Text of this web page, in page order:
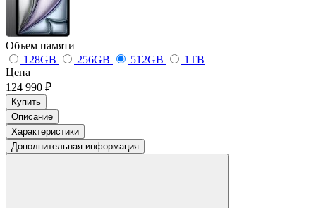
Объем памяти
128GB
256GB 512GB
1TB
Цена
124 990 ₽
Купить
Описание
Характеристики
Дополнительная информация